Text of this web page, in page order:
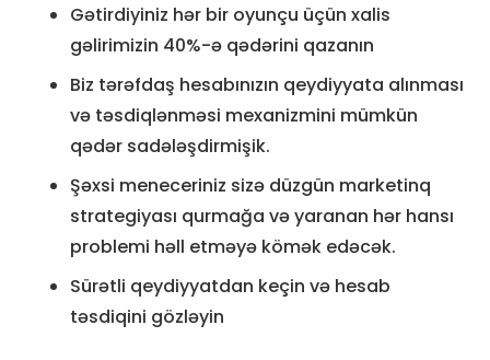
Gətirdiyiniz hər bir oyunçu üçün xalis
gəlirimizin 40%-ə qədərini qazanın
Biz tərəfdaş hesabınızın qeydiyyata alınması
və təsdiqlənməsi mexanizmini mümkün
qədər sadələşdirmişik.
Şəxsi meneceriniz sizə düzgün marketinq
strategiyası qurmağa və yaranan hər hansı
problemi həll etməyə kömək edəcək.
Sürətli qeydiyyatdan keçin və hesab
təsdiqini gözləyin